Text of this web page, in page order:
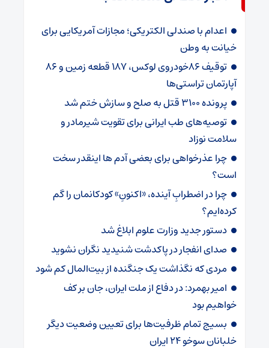
اعدام با صندلی الکتریکی؛ مجازات آمریکایی برای
خیانت به وطن
توقیف 86خودروی لوکس، 187 قطعه زمین و 86
آپارتمان تراستی‌ها
پرونده 3100 قتل به صلح و سازش ختم شد
توصیه‌های طب ایرانی برای تقویت شیرمادر و
سلامت نوزاد
چرا عذرخواهی برای بعضی آدم ها اینقدر سخت
است؟
چرا در اضطرابِ آینده، «اکنونِ» کودکانمان را گم
کرده‌ایم؟
دستور جدید وزارت علوم ابلاغ شد
صدای انفجار در پاکدشت شنیدید نگران نشوید
مردی که نگذاشت یک جنگنده از بیت‌المال کم شود
امیر بهمرد: در دفاع از ملت ایران، جان بر کف
خواهیم بود
بسیج تمام ظرفیت‌ها برای تعیین وضعیت دیگر
خلبانان سوخو ۲۴ ایران